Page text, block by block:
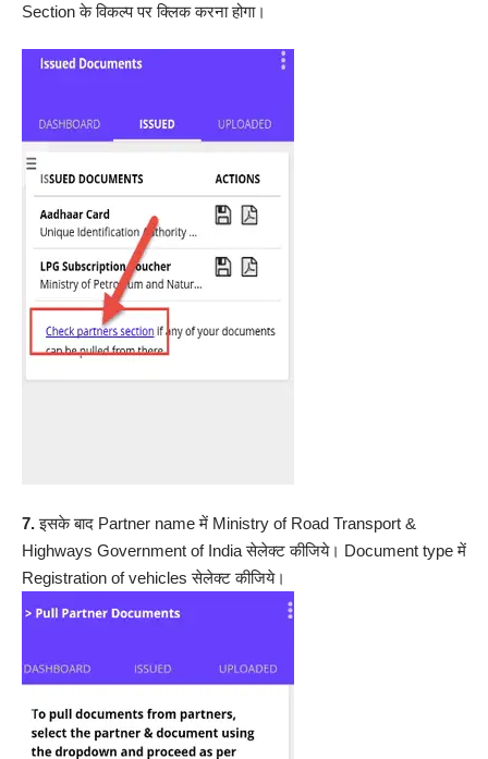
Section के विकल्प पर क्लिक करना होगा।
7.इसके बाद Partner name में Ministry of Road Transport &
Highways Government of India सेलेक्ट कीजिये। Document type में
Registration of vehicles सेलेक्ट कीजिये।